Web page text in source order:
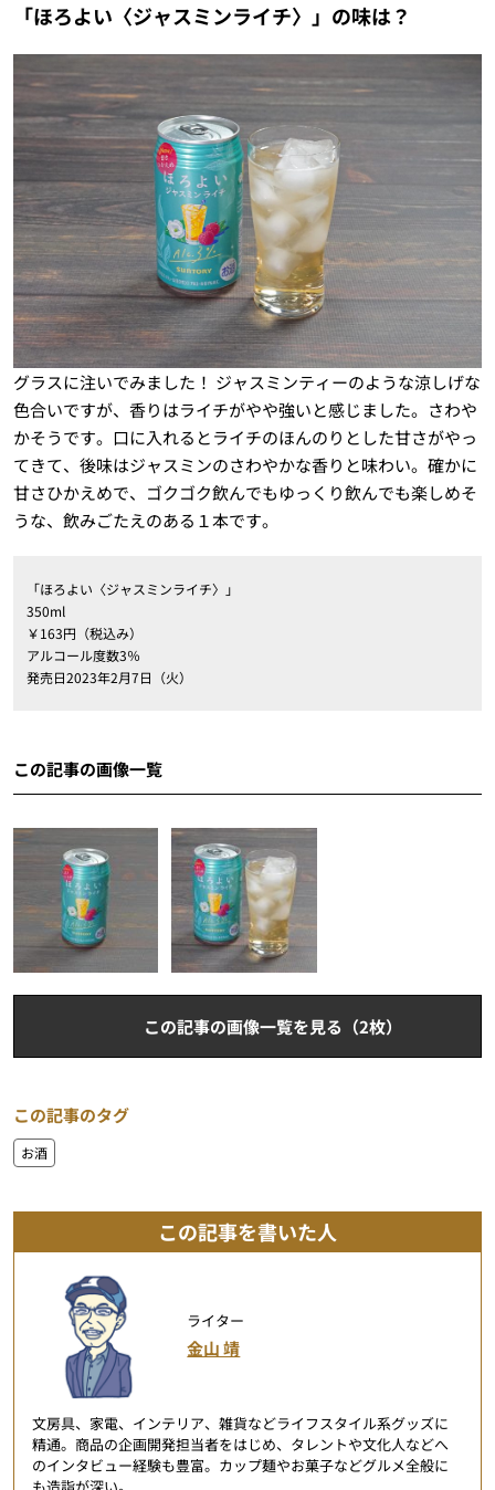
「ほろよい〈ジャスミンライチ〉」の味は？
グラスに注いでみました！ ジャスミンティーのような涼しげな
色合いですが、香りはライチがやや強いと感じました。さわや
かそうです。口に入れるとライチのほんのりとした甘さがやっ
てきて、後味はジャスミンのさわやかな香りと味わい。確かに
甘さひかえめで、ゴクゴク飲んでもゆっくり飲んでも楽しめそ
うな、飲みごたえのある１本です。
「ほろよい〈ジャスミンライチ〉」
350ml
￥163円（税込み）
アルコール度数3％
発売日2023年2月7日（火）
この記事の画像一覧
この記事の画像一覧を見る（2枚）
この記事のタグ
お酒
この記事を書いた人
ライター
金山 靖
文房具、家電、インテリア、雑貨などライフスタイル系グッズに
精通。商品の企画開発担当者をはじめ、タレントや文化人などへ
のインタビュー経験も豊富。カップ麺やお菓子などグルメ全般に